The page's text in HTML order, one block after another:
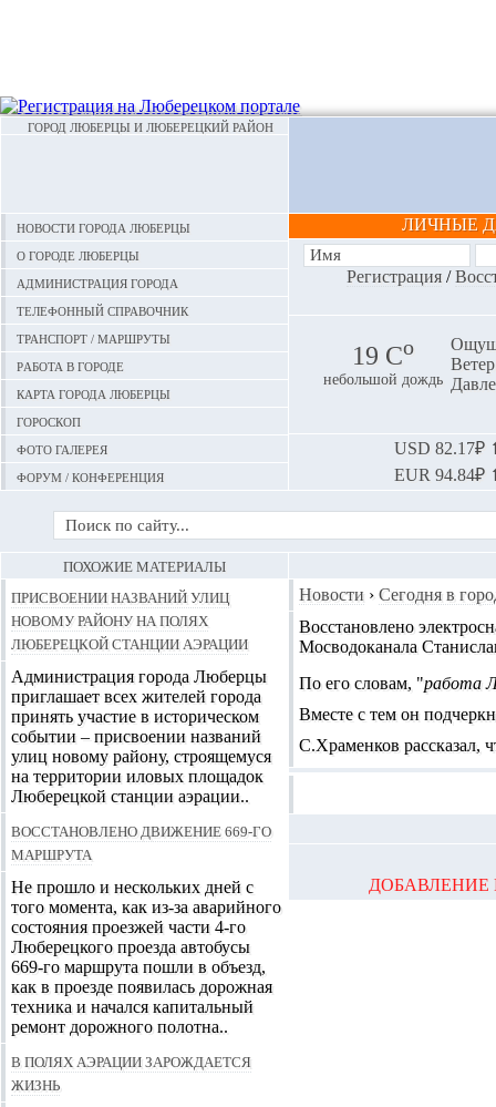
ГОРОД ЛЮБЕРЦЫ И ЛЮБЕРЕЦКИЙ РАЙОН
Новости города Люберцы
О городе Люберцы
Администрация города
Телефонный справочник
Транспорт / маршруты
Работа в городе
Карта города Люберцы
Гороскоп
Фото галерея
Форум / конференция
ЛИЧНЫЕ
Регистрация/
19 Сo
небольшой дождь
USD 82.17₽
EUR 94.84₽
Новости › Сегодня в
Восстановлено
Мосводоканала
По его словам, "работа
Вместе с тем он
С.Храменков рассказал,
ДОБАВЛЕНИЕ
ПОХОЖИЕ МАТЕРИАЛЫ
Присвоении названий улиц
новому району на полях
Люберецкой станции аэрации
Администрация города Люберцы
приглашает всех жителей города
принять участие в историческом
событии – присвоении названий
улиц новому району, строящемуся
на территории иловых площадок
Люберецкой станции аэрации..
Восстановлено движение 669-го
маршрута
Не прошло и нескольких дней с
того момента, как из-за аварийного
состояния проезжей части 4-го
Люберецкого проезда автобусы
669-го маршрута пошли в объезд,
как в проезде появилась дорожная
техника и начался капитальный
ремонт дорожного полотна..
В полях аэрации зарождается
жизнь